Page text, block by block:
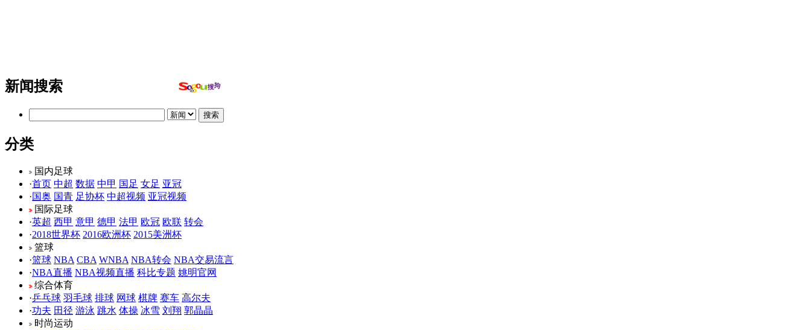
新闻搜索
分类
国内足球
·首页 中超 数据 中甲 国足 女足 亚冠
·国奥 国青 足协杯 中超视频 亚冠视频
国际足球
·英超 西甲 意甲 德甲 法甲 欧冠 欧联 转会
·2018世界杯 2016欧洲杯 2015美洲杯
篮球
·篮球 NBA CBA WNBA NBA转会 NBA交易流言
·NBA直播 NBA视频直播 科比专题 姚明官网
综合体育
·乒乓球 羽毛球 排球 网球 棋牌 赛车 高尔夫
·功夫 田径 游泳 跳水 体操 冰雪 刘翔 郭晶晶
时尚运动